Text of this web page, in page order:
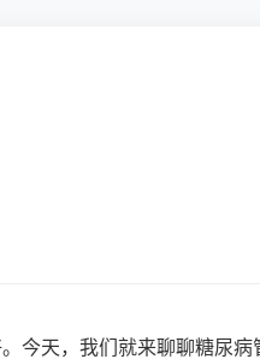
今天，我们就来聊聊糖尿病